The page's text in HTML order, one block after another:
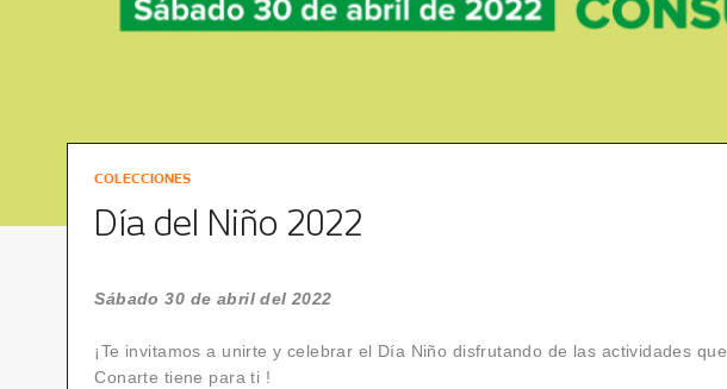
COLECCIONES
Día del Niño 2022
Sábado 30 de abril del 2022
¡Te invitamos a unirte y celebrar el Día Niño disfrutando de las actividades que
Conarte tiene para ti !